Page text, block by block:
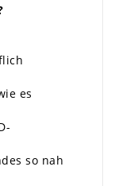
es
so nah